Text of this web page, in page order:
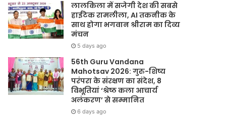
लालकिला में सजेगी देश की सबसे
हाईटेक रामलीला, AI तकनीक के
साथ होगा भगवान श्रीराम का दिव्य
मंचन
5 days ago
56th Guru Vandana
Mahotsav 2026: गुरु-शिष्य
परंपरा के संरक्षण का संदेश, 8
विभूतियां ‘श्रेष्ठ कला आचार्य
अलंकरण’ से सम्मानित
6 days ago